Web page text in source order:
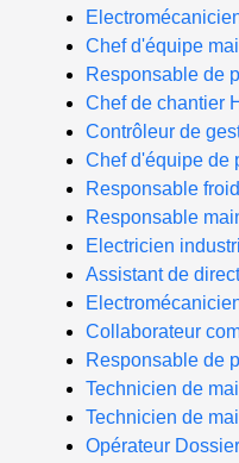
Chef d'équipe
Responsable de
Chef de chantier
Contrôleur de
Chef d'équipe de
Responsable
Responsable
Electricien
Assistant de
Collaborateur
Responsable de
Technicien de
Technicien de
Opérateur